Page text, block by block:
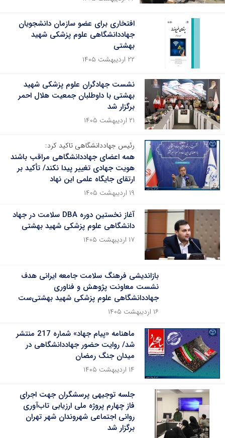
افتخاری برای عضو سازمان دانشجویان
جهاددانشگاهی علوم پزشکی شهید
بهشتی
۲۲ اردیبهشت ۱۴۰۵
نشست جهادگران علوم پزشکی شهید
بهشتی با داوطلبان جمعیت هلال احمر
برگزار شد
۲۱ اردیبهشت ۱۴۰۵
رئیس جهاددانشگاهی تاکید کرد:
همه اعضای جهاددانشگاهی مراقب باشند
هویت جهادی تغییر پیدا نکند/ تأکید بر
ارتقای جایگاه علمی این نهاد
۱۹ اردیبهشت ۱۴۰۵
آغاز نخستین دوره DBA سلامت در جهاد
دانشگاهی علوم پزشکی شهید بهشتی
۱۷ اردیبهشت ۱۴۰۵
بازاندیشی فرهنگ سلامت جامعه ایرانی هدف
نشست معاونت پژوهش و فناوری
جهاددانشگاهی علوم پزشکی شهید بهشتی‌ست
۱۶ اردیبهشت ۱۴۰۵
ماهنامه «پیام جهاد» شماره 217 منتشر
شد/ روایت حضور جهاددانشگاهی در
میدان جنگ رمضان
۱۴ اردیبهشت ۱۴۰۵
جلسه توجیهی پرسشگران جهت اجرای
فاز چهارم پروژه ملی ارزیابی تاب‌آ‌وری
روانی اجتماعی شهروندان شهر تهران
برگزار شد